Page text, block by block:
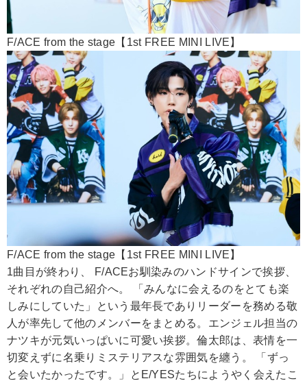
F/ACE from the stage【1st FREE MINI LIVE】
F/ACE from the stage【1st FREE MINI LIVE】
1曲目が終わり、 F/ACEお馴染みのハンドサインで挨拶、
それぞれの自己紹介へ。 「みんなに会えるのをとても楽
しみにしていた」という最年長でありリーダーを務める敬
人が率先して他のメンバーをまとめる。エンジェル担当の
ナツキが元気いっぱいに可愛い挨拶。倫太郎は、表情を一
切変えずに名乗りミステリアスな雰囲気を纏う。 「ずっ
と会いたかったです。」とE/YESたちにようやく会えたこ